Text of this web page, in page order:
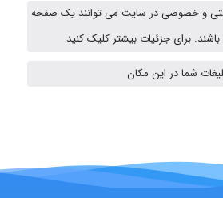
و خصوصی در سایت می توانند یک صفحه
برای جزئیات بیشتر کلیک کنید
شما در این مکان